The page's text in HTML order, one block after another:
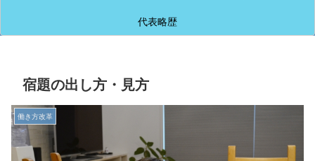
代表略歴
宿題の出し方・見方
働き方改革